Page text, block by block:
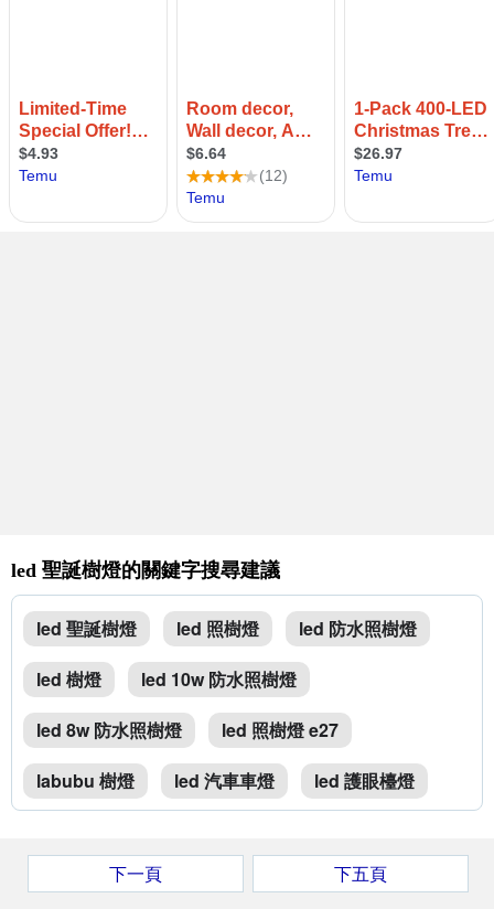
led 聖誕樹燈的關鍵字搜尋建議
led 聖誕樹燈 led 照樹燈
led 防水照樹燈
led 樹燈
led 10w 防水照樹燈
led 8w 防水照樹燈
led 照樹燈 e27
labubu 樹燈
led 汽車車燈 led 護眼檯燈
下一頁 下五頁